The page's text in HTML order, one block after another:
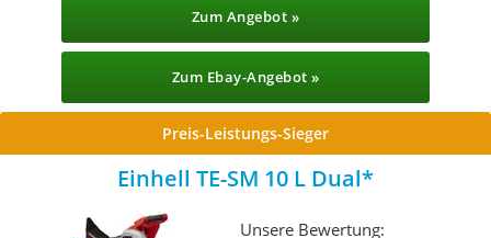
Zum Angebot »
Zum Ebay-Angebot »
Preis-Leistungs-Sieger
Einhell TE-SM 10 L Dual
Unsere Bewertung: